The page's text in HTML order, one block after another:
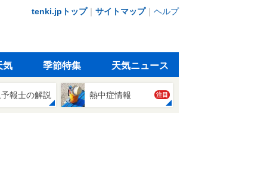
tenki.jpトップ｜ サイトマップ｜ ヘルプ
気 季節特集 天気ニュース
報士の解説 熱中症情報 注目